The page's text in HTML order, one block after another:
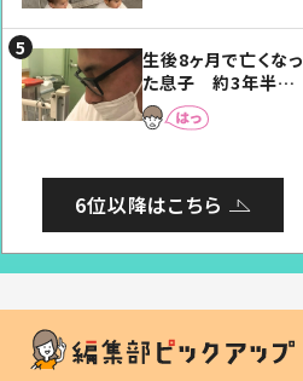
まらない」「幸せにな
れる」
生後8ヶ月で亡くなっ
た息子 約3年半
後、当時の妻の日記
に書いてあった本音
6位以降はこちら